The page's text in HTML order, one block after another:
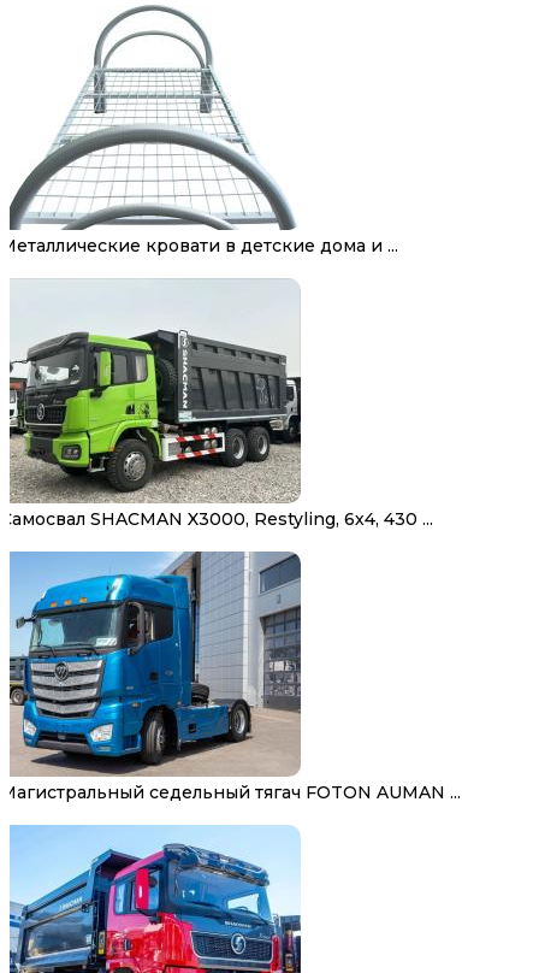
Металлические кровати в детские дома и ...
Самосвал SHACMAN X3000, Restyling, 6х4, 430 ...
Магистральный седельный тягач FOTON AUMAN ...